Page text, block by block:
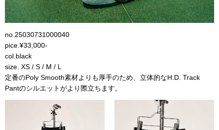
no. 25030731000040
pice.¥33,000-
col.black
size. XS / S / M / L
定番のPoly Smooth素材よりも厚手のため、立体的なH.D. Track
Pantのシルエットがより際立ちます。